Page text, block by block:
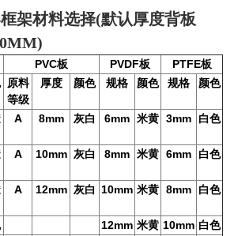
架材料选择(默认厚度背板
PVC板 PVDF板 PTFE板
原料
等级
厚度 颜色 规格 颜色 规格 颜色
A 8mm 灰白 6mm 米黄 3mm 白色
A 10mm 灰白 8mm 米黄 6mm 白色
A 12mm 灰白 10mm 米黄 8mm 白色
12mm 米黄 10mm 白色